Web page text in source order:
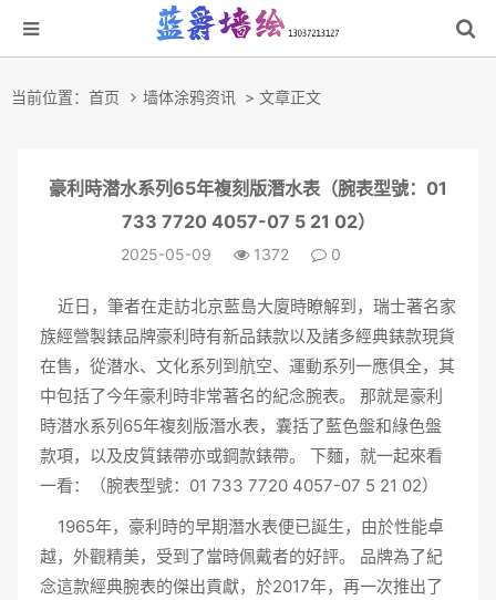
当前位置： 首页 墙体涂鸦资讯 > 文章正文
豪利時潜水系列65年複刻版潛水表（腕表型號：01
733 7720 4057-07 5 21 02）
2025-05-09 1372 0
近日，筆者在走訪北京藍島大廈時瞭解到，瑞士著名家
族經營製錶品牌豪利時有新品錶款以及諸多經典錶款現貨
在售，從潜水、文化系列到航空、運動系列一應俱全，其
中包括了今年豪利時非常著名的紀念腕表。 那就是豪利
時潜水系列65年複刻版潛水表，囊括了藍色盤和綠色盤
款項，以及皮質錶帶亦或鋼款錶帶。 下麵，就一起來看
一看：（腕表型號：01 733 7720 4057-07 5 21 02）
1965年， 豪利時的早期潛水表便已誕生，由於性能卓
越，外觀精美，受到了當時佩戴者的好評。 品牌為了紀
念這款經典腕表的傑出貢獻，於2017年，再一次推出了